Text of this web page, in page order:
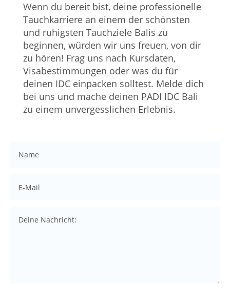
Wenn du bereit bist, deine professionelle
Tauchkarriere an einem der schönsten
und ruhigsten Tauchziele Balis zu
beginnen, würden wir uns freuen, von dir
zu hören! Frag uns nach Kursdaten,
Visabestimmungen oder was du für
deinen IDC einpacken solltest. Melde dich
bei uns und mache deinen PADI IDC Bali
zu einem unvergesslichen Erlebnis.